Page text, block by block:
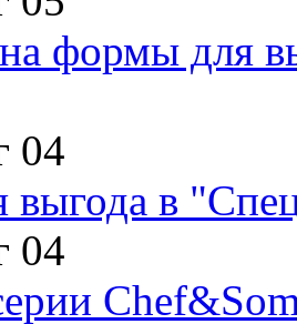
формы для
04
выгода в
04